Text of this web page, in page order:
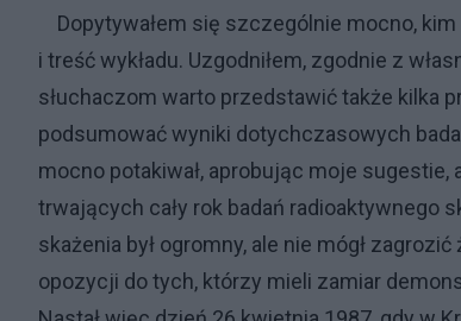
Dopytywałem się szczególnie mocno, kim
i treść wykładu. Uzgodniłem, zgodnie z
słuchaczom warto przedstawić także kilka
podsumować wyniki dotychczasowych
mocno potakiwał, aprobując moje
trwających cały rok badań radioaktywnego
skażenia był ogromny, ale nie mógł
opozycji do tych, którzy mieli zamiar